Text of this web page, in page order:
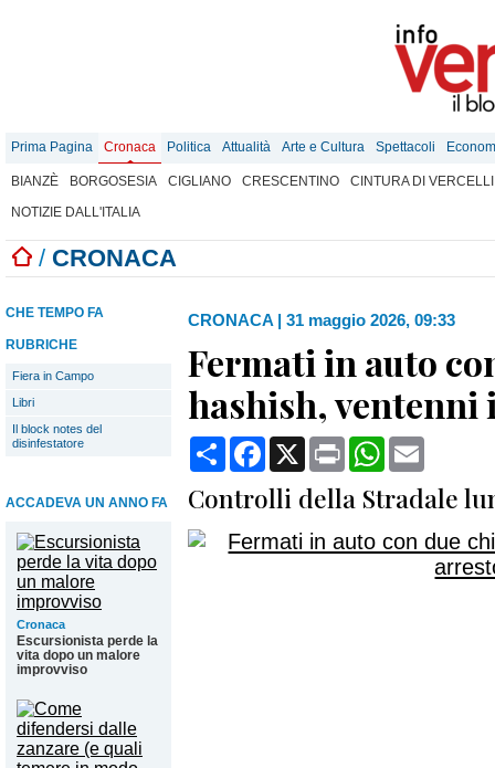
Prima Pagina Cronaca Politica Attualità Arte e Cultura Spettacoli
BIANZÈ BORGOSESIA CIGLIANO CRESCENTINO
CINTURA DI VERCELLI
NOTIZIE DALL'ITALIA
/ CRONACA
CHE TEMPO FA
RUBRICHE
Fiera in Campo
Libri
Il block notes del
disinfestatore
ACCADEVA UN ANNO FA
Cronaca
Escursionista perde la
vita dopo un malore
improvviso
CRONACA | 31 maggio 2026, 09:33
Fermati in auto
hashish, ventenni
CondividiFacebook
X Print WhatsApp
Controlli della Stradale